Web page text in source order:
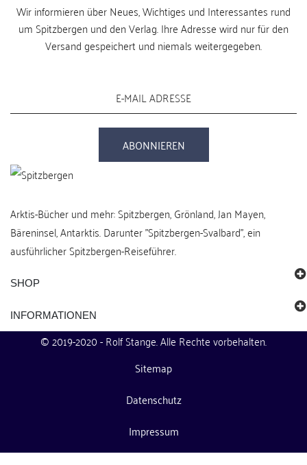
Wir informieren über Neues, Wichtiges und Interessantes rund
um Spitzbergen und den Verlag. Ihre Adresse wird nur für den
Versand gespeichert und niemals weitergegeben.
ABONNIEREN
Arktis-Bücher und mehr: Spitzbergen, Grönland, Jan Mayen,
Bäreninsel, Antarktis. Darunter "Spitzbergen-Svalbard", ein
ausführlicher Spitzbergen-Reiseführer.
SHOP
INFORMATIONEN
© 2019-2020 -Rolf Stange. Alle Rechte vorbehalten.
Sitemap
Datenschutz
Impressum